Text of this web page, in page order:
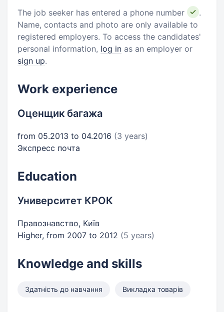
The job seeker has entered a phone number
.
Name, contacts and photo are only available to
registered employers. To access the candidates'
personal information, log in as an employer or
sign up.
Work experience
Оценщик багажа
from 05.2013 to 04.2016 (3 years)
Экспресс почта
Education
Университет КРОК
Правознавство, Київ
Higher, from 2007 to 2012 (5 years)
Knowledge and skills
Здатність до навчання Викладка товарів